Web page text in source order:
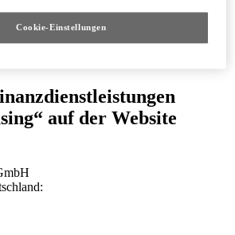
für Finanzdienstleistungsaufsicht
53003 Bonn
auf der Website
Cookie-Einstellungen